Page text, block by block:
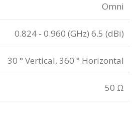
Omni
0.824 - 0.960 (GHz) 6.5 (dBi)
30 ° Vertical, 360 ° Horizontal
50 Ω